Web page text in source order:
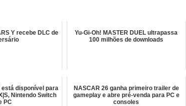
Y recebe DLC de
Yu-Gi-Oh! MASTER DUEL ultrapassa
100 milhões de downloads
disponível para
Nintendo Switch
PC
NASCAR 26 ganha primeiro trailer de
gameplay e abre pré-venda para PC e
consoles